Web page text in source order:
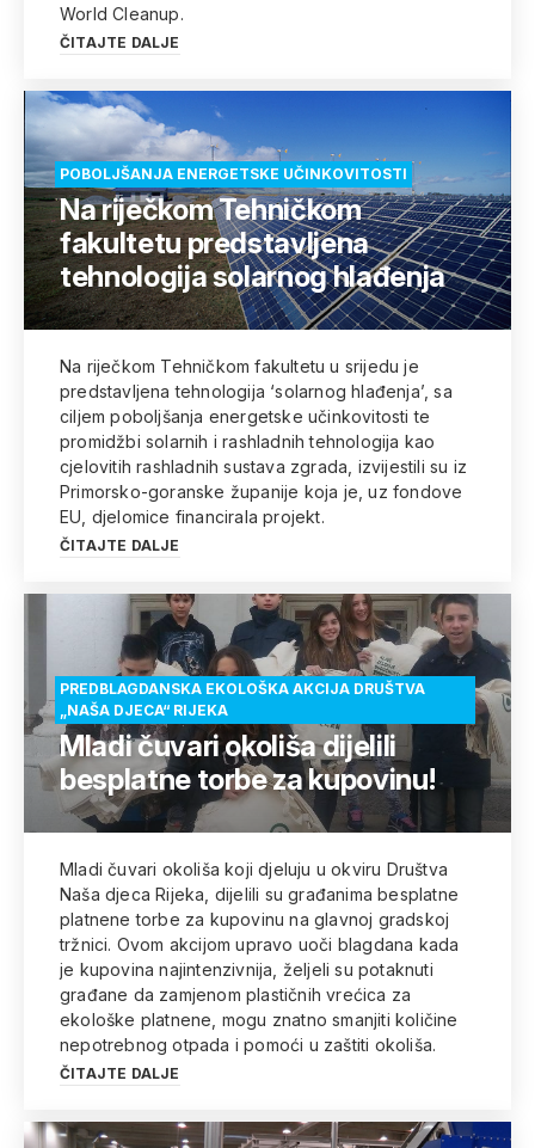
World Cleanup.
ČITAJTE DALJE
POBOLJŠANJA ENERGETSKE UČINKOVITOSTI
Na riječkom Tehničkom
fakultetu predstavljena
tehnologija solarnog hlađenja
Na riječkom Tehničkom fakultetu u srijedu je
predstavljena tehnologija ‘solarnog hlađenja’, sa
ciljem poboljšanja energetske učinkovitosti te
promidžbi solarnih i rashladnih tehnologija kao
cjelovitih rashladnih sustava zgrada, izvijestili su iz
Primorsko-goranske županije koja je, uz fondove
EU, djelomice financirala projekt.
ČITAJTE DALJE
PREDBLAGDANSKA EKOLOŠKA AKCIJA DRUŠTVA
„NAŠA DJECA“ RIJEKA
Mladi čuvari okoliša dijelili
besplatne torbe za kupovinu!
Mladi čuvari okoliša koji djeluju u okviru Društva
Naša djeca Rijeka, dijelili su građanima besplatne
platnene torbe za kupovinu na glavnoj gradskoj
tržnici. Ovom akcijom upravo uoči blagdana kada
je kupovina najintenzivnija, željeli su potaknuti
građane da zamjenom plastičnih vrećica za
ekološke platnene, mogu znatno smanjiti količine
nepotrebnog otpada i pomoći u zaštiti okoliša.
ČITAJTE DALJE